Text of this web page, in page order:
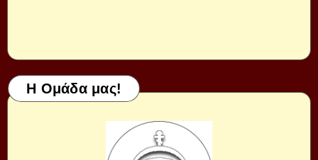
Η Ομάδα μας!